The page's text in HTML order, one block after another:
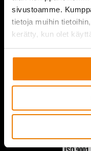
sivustoamme.
tietoja muihin
kerätty, kun olet
PURKUPIHA